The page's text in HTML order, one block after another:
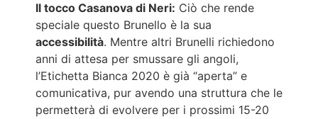
Il tocco Casanova di Neri: Ciò che rende
speciale questo Brunello è la sua
accessibilità. Mentre altri Brunelli richiedono
anni di attesa per smussare gli angoli,
l’Etichetta Bianca 2020 è già “aperta” e
comunicativa, pur avendo una struttura che le
permetterà di evolvere per i prossimi 15-20